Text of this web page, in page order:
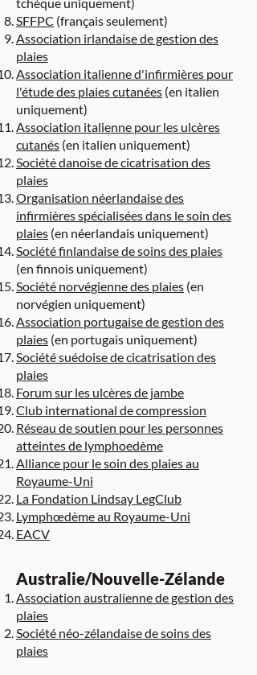
SFFPC (français seulement)
Association irlandaise de gestion des
plaies
Association italienne d'infirmières pour
l'étude des plaies cutanées (en italien
uniquement)
Association italienne pour les ulcères
cutanés (en italien uniquement)
Société danoise de cicatrisation des
plaies
Organisation néerlandaise des
infirmières spécialisées dans le soin des
plaies (en néerlandais uniquement)
Société finlandaise de soins des plaies
(en finnois uniquement)
Société norvégienne des plaies (en
norvégien uniquement)
Association portugaise de gestion des
plaies (en portugais uniquement)
Société suédoise de cicatrisation des
plaies
Forum sur les ulcères de jambe
Club international de compression
Réseau de soutien pour les personnes
atteintes de lymphoedème
Alliance pour le soin des plaies au
Royaume-Uni
La Fondation Lindsay LegClub
Lymphœdème au Royaume-Uni
EACV
Australie/Nouvelle-Zélande
Association australienne de gestion des
plaies
Société néo-zélandaise de soins des
plaies